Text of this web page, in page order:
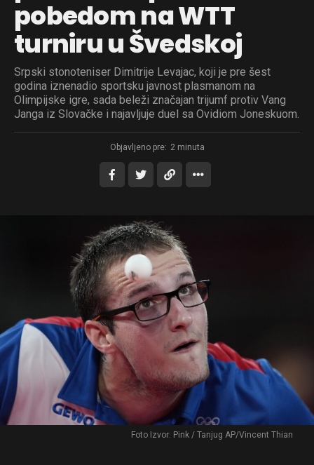
pobedom na WTT
turniru u Švedskoj
Srpski stonoteniser Dimitrije Levajac, koji je pre šest
godina iznenadio sportsku javnost plasmanom na
Olimpijske igre, sada beleži značajan trijumf protiv Vang
Janga iz Slovačke i najavljuje duel sa Ovidiom Joneskuom.
Objavljeno pre: 2 minuta
Foto Izvor: Pink / Tanjug AP/Vincent Thian